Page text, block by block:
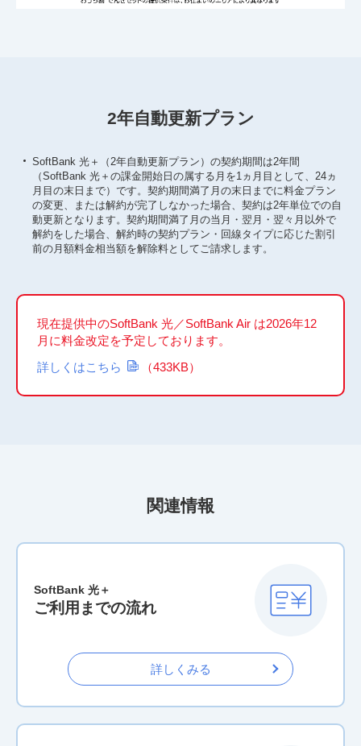
2年自動更新プラン
SoftBank 光＋（2年自動更新プラン）の契約期間は2年間
（SoftBank 光＋の課金開始日の属する月を1ヵ月目として、24ヵ
月目の末日まで）です。契約期間満了月の末日までに料金プラン
の変更、または解約が完了しなかった場合、契約は2年単位での自
動更新となります。契約期間満了月の当月・翌月・翌々月以外で
解約をした場合、解約時の契約プラン・回線タイプに応じた割引
前の月額料金相当額を解除料としてご請求します。
現在提供中のSoftBank 光／SoftBank Air は2026年12
月に料金改定を予定しております。
詳しくはこちら
（433KB）
関連情報
SoftBank 光＋
ご利用までの流れ
詳しくみる